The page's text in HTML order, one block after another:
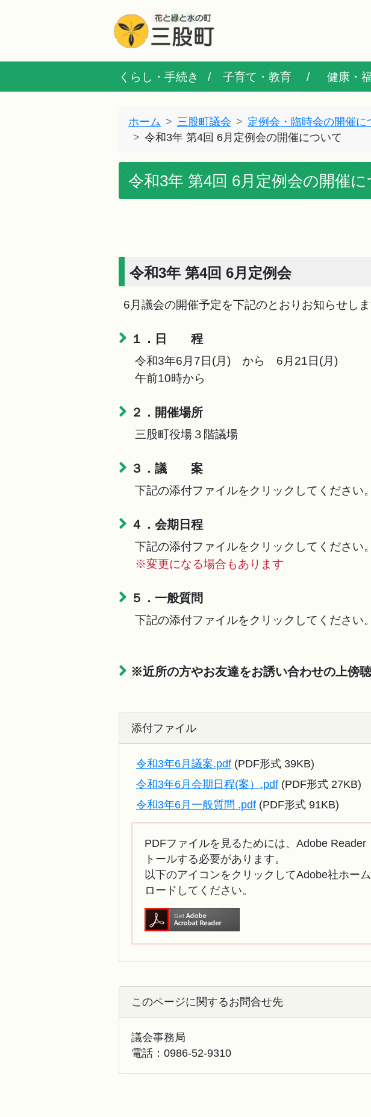
くらし・手続き 子育て・教育 健康・
ホーム 三股町議会
定例会・臨時会の開催に
令和3年 第4回 6月定例会の開催について
令和3年 第4回 6月定例会の開催に
令和3年 第4回 6月定例会
6月議会の開催予定を下記のとおりお知らせしま
１．日 程
令和3年6月7日(月) から 6月21日(月)
午前10時から
２．開催場所
三股町役場３階議場
３．議 案
下記の添付ファイルをクリックしてください。
４．会期日程
下記の添付ファイルをクリックしてください。
※変更になる場合もあります
５．一般質問
下記の添付ファイルをクリックしてください。
※近所の方やお友達をお誘い合わせの上傍聴
添付ファイル
令和3年6月議案.pdf (PDF形式 39KB)
令和3年6月会期日程(案）.pdf (PDF形式 27KB)
令和3年6月一般質問 .pdf (PDF形式 91KB)
PDFファイルを見るためには、Adobe
トールする必要があります。
以下のアイコンをクリックしてAdobe社ホー
ロードしてください。
このページに関するお問合せ先
議会事務局
電話： 0986-52-9310